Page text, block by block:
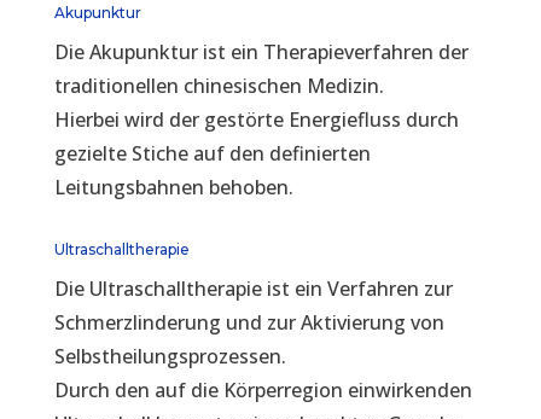
Akupunktur
Die Akupunktur ist ein Therapieverfahren der
traditionellen chinesischen Medizin.
Hierbei wird der gestörte Energiefluss durch
gezielte Stiche auf den definierten
Leitungsbahnen behoben.
Ultraschalltherapie
Die Ultraschalltherapie ist ein Verfahren zur
Schmerzlinderung und zur Aktivierung von
Selbstheilungsprozessen.
Durch den auf die Körperregion einwirkenden